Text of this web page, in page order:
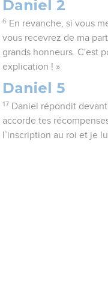
Daniel 2
6 En revanche, si vous
vous recevrez de ma
grands honneurs. C'est
explication ! »
Daniel 5
17 Daniel répondit
accorde tes
l’inscription au roi et je